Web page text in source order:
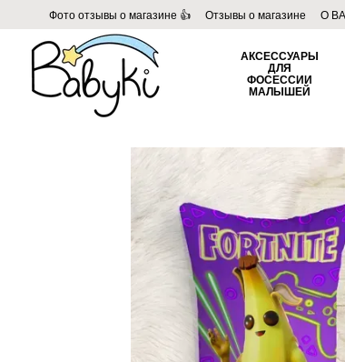
Перейти к основному контенту
Фото отзывы о магазине 👍 Отзывы о магазине О
Пользовательское соглашение
Договор
АКСЕССУАРЫ
ДЛЯ
ФОСЕССИИ
МАЛЫШЕЙ